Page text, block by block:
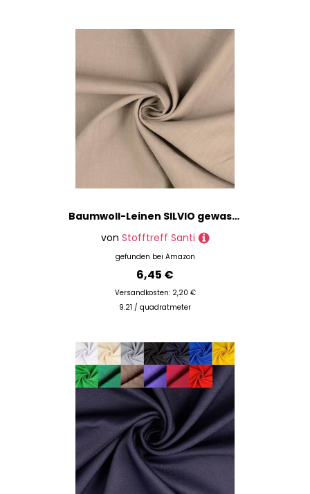
Baumwoll-Leinen SILVIO gewaschen 75% Leinen Öko-Tex Standard 100 Klasse 1 Qualität 50cm - Breite ca. 140cm Hosenstoff Bekleidungsstoff Meterware (Platingrau)
von Stofftreff Santi
gefunden bei Amazon
6,45 €
Versandkosten: 2,20 €
9.21 / quadratmeter